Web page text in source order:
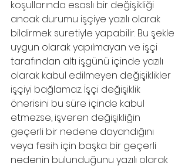
koşullarında esaslı bir değişikliği
ancak durumu işçiye yazılı olarak
bildirmek suretiyle yapabilir. Bu şekle
uygun olarak yapılmayan ve işçi
tarafından altı işgünü içinde yazılı
olarak kabul edilmeyen değişiklikler
işçiyi bağlamaz. İşçi değişiklik
önerisini bu süre içinde kabul
etmezse, işveren değişikliğin
geçerli bir nedene dayandığını
veya fesih için başka bir geçerli
nedenin bulunduğunu yazılı olarak